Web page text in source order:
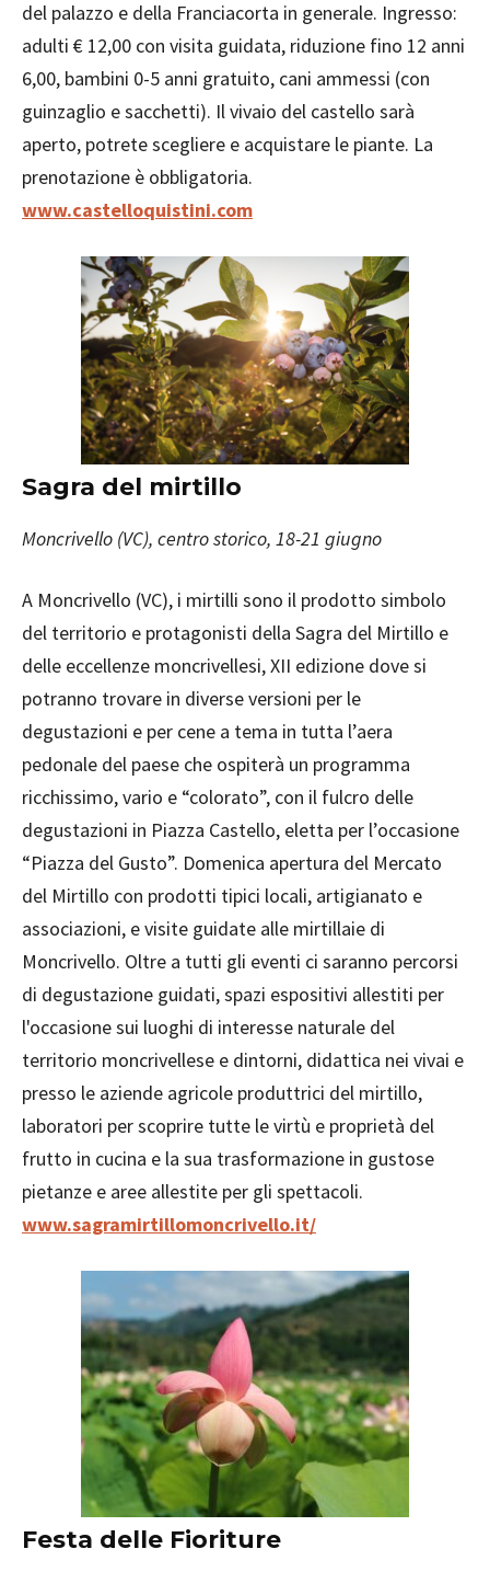
del palazzo e della Franciacorta in generale. Ingresso:
adulti € 12,00 con visita guidata, riduzione fino 12 anni
6,00, bambini 0-5 anni gratuito, cani ammessi (con
guinzaglio e sacchetti). Il vivaio del castello sarà
aperto, potrete scegliere e acquistare le piante. La
prenotazione è obbligatoria.
www.castelloquistini.com
Sagra del mirtillo
Moncrivello (VC), centro storico, 18-21 giugno
A Moncrivello (VC), i mirtilli sono il prodotto simbolo
del territorio e protagonisti della Sagra del Mirtillo e
delle eccellenze moncrivellesi, XII edizione dove si
potranno trovare in diverse versioni per le
degustazioni e per cene a tema in tutta l’aera
pedonale del paese che ospiterà un programma
ricchissimo, vario e “colorato”, con il fulcro delle
degustazioni in Piazza Castello, eletta per l’occasione
“Piazza del Gusto”. Domenica apertura del Mercato
del Mirtillo con prodotti tipici locali, artigianato e
associazioni, e visite guidate alle mirtillaie di
Moncrivello. Oltre a tutti gli eventi ci saranno percorsi
di degustazione guidati, spazi espositivi allestiti per
l'occasione sui luoghi di interesse naturale del
territorio moncrivellese e dintorni, didattica nei vivai e
presso le aziende agricole produttrici del mirtillo,
laboratori per scoprire tutte le virtù e proprietà del
frutto in cucina e la sua trasformazione in gustose
pietanze e aree allestite per gli spettacoli.
www.sagramirtillomoncrivello.it/
Festa delle Fioriture